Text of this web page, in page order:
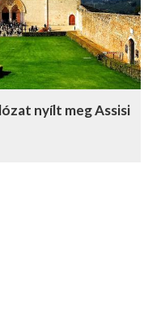
nyílt meg Assisi